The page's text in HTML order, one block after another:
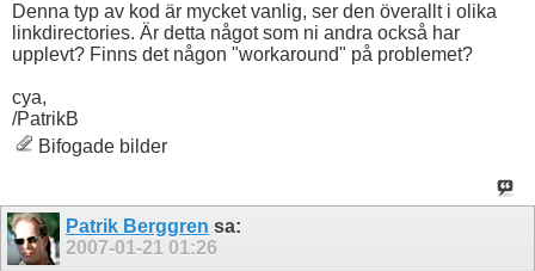
Denna typ av kod är mycket vanlig, ser den överallt i olika
linkdirectories. Är detta något som ni andra också har
upplevt? Finns det någon "workaround" på problemet?
cya,
/PatrikB
Bifogade bilder
Patrik Berggren sa:
2007-01-21 01:26